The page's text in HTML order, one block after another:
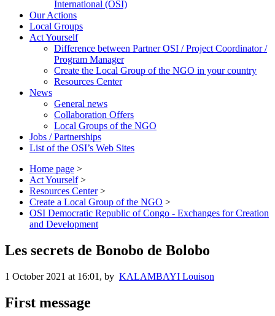
International (OSI)
Our Actions
Local Groups
Act Yourself
Difference between Partner OSI / Project Coordinator /
Program Manager
Create the Local Group of the NGO in your country
Resources Center
News
General news
Collaboration Offers
Local Groups of the NGO
Jobs / Partnerships
List of the OSI’s Web Sites
Home page >
Act Yourself >
Resources Center >
Create a Local Group of the NGO >
OSI Democratic Republic of Congo - Exchanges for Creation
and Development
Les secrets de Bonobo de Bolobo
1 October 2021 at 16:01 , by KALAMBAYI Louison
First message